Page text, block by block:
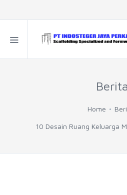
Berita
Home
10 Desain Ruang Keluarga